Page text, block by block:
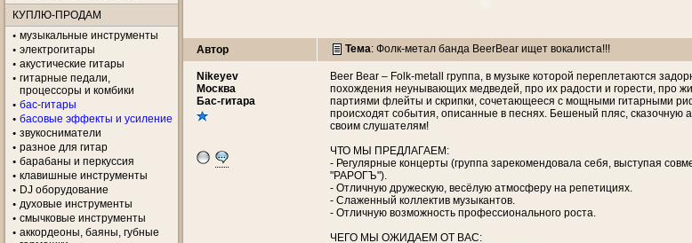
КУПЛЮ-ПРОДАМ
музыкальные инструменты
электрогитары
акустические гитары
гитарные педали,
процессоры и комбики
бас-гитары
басовые эффекты и усиление
звукосниматели
разное для гитар
барабаны и перкуссия
клавишные инструменты
DJ оборудование
духовые инструменты
смычковые инструменты
аккордеоны, баяны, губные
Автор Тема: Фолк-метал банда BeerBear ищет вокалиста!!!
Nikeyev
Москва
Бас-гитара
Beer Bear – Folk-metall группа, в музыке которой переплетаются
похождения неунывающих медведей, про их радости и горести, про
партиями флейты и скрипки, сочетающееся с мощными гитарными
происходят события, описанные в песнях. Бешеный пляс, сказочную
своим слушателям!
ЧТО МЫ ПРЕДЛАГАЕМ:
- Регулярные концерты (группа зарекомендовала себя, выступая
"РАРОГЪ").
- Отличную дружескую, весёлую атмосферу на репетициях.
- Слаженный коллектив музыкантов.
- Отличную возможность профессионального роста.
ЧЕГО МЫ ОЖИДАЕМ ОТ ВАС: